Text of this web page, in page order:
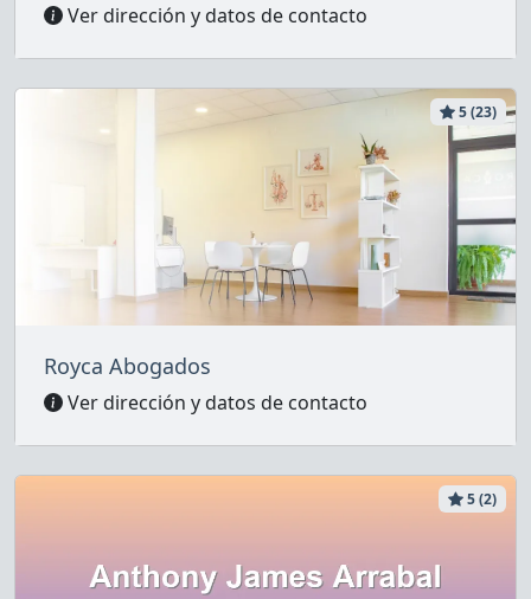
Ver dirección y datos de contacto
5 (23)
Royca Abogados
Ver dirección y datos de contacto
5 (2)